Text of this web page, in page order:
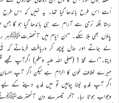
اُسے اس طرح باندھا گیا تھا۔ یہ نہیں کہ اس طرح
رہتا بلکہ نرمی سے آرام سے ہی باندھا گیا ہو گا
پاؤں بھی ہلا سکے۔ ’’ان ایام میں
لے جاتے اور حال پوچھ کر دریافت فرماتے کہ
دیتا۔‘‘اے محمدؐ ! (صلی اللہ علیہ وسلم) اگرآپ
میرے خلاف خون کا الزام ہے لیکن اگر آپ
اگر آپ فدیہ لینا چاہیں تو میں فدیہ دینے کے
وجواب ہوتا رہا۔ آخر تیسرے دن آنحضرتﷺنے